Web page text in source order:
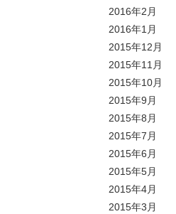
2016年2月
2016年1月
2015年12月
2015年11月
2015年10月
2015年9月
2015年8月
2015年7月
2015年6月
2015年5月
2015年4月
2015年3月